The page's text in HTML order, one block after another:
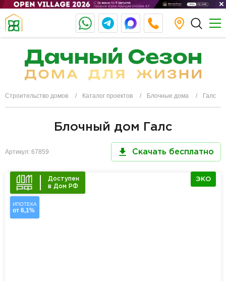
Строительство домов Каталог проектов Блочные дома Галс
Блочный дом Галс
Артикул: 67859 Скачать бесплатно
Доступен
в Дом РФ
ИПОТЕКА
от 6,1%
ЭКО